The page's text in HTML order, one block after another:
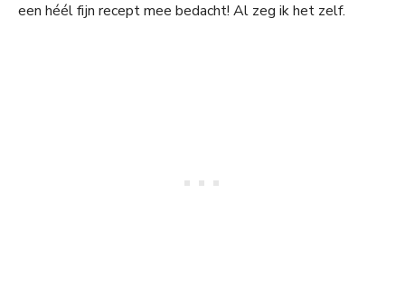
een héél fijn recept mee bedacht! Al zeg ik het zelf.